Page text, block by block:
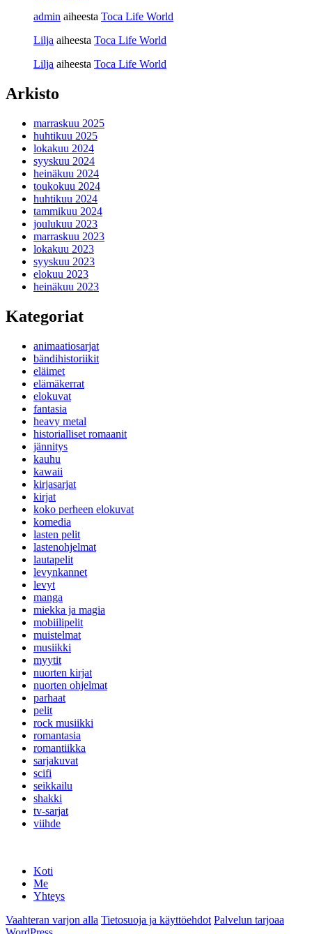
admin aiheesta Toca Life World
Lilja aiheesta Toca Life World
Lilja aiheesta Toca Life World
Arkisto
marraskuu 2025
huhtikuu 2025
lokakuu 2024
syyskuu 2024
heinäkuu 2024
toukokuu 2024
huhtikuu 2024
tammikuu 2024
joulukuu 2023
marraskuu 2023
lokakuu 2023
syyskuu 2023
elokuu 2023
heinäkuu 2023
Kategoriat
animaatiosarjat
bändihistoriikit
eläimet
elämäkerrat
elokuvat
fantasia
heavy metal
historialliset romaanit
jännitys
kauhu
kawaii
kirjasarjat
kirjat
koko perheen elokuvat
komedia
lasten pelit
lastenohjelmat
lautapelit
levynkannet
levyt
manga
miekka ja magia
mobiilipelit
muistelmat
musiikki
myytit
nuorten kirjat
nuorten ohjelmat
parhaat
pelit
rock musiikki
romantasia
romantiikka
sarjakuvat
scifi
seikkailu
shakki
tv-sarjat
viihde
Koti
Me
Yhteys
Vaahteran varjon alla Tietosuoja ja käyttöehdot Palvelun tarjoaa